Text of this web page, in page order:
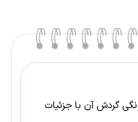
گردش آن با جزئیات